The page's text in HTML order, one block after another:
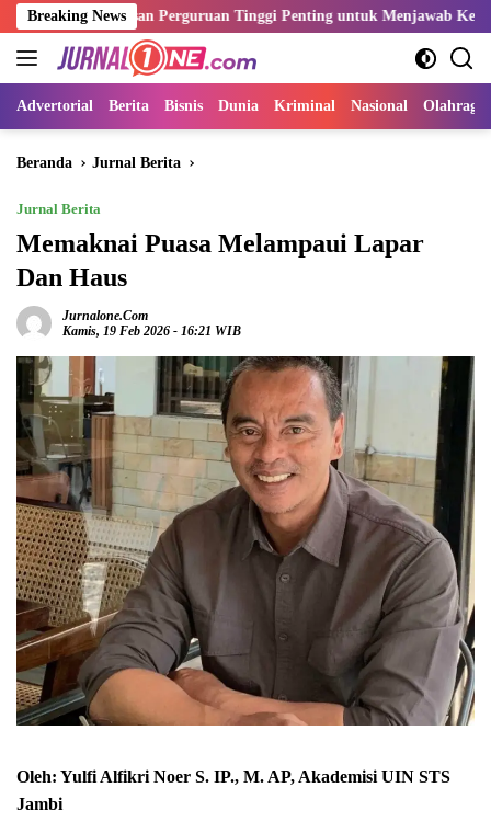
Langsung
ke
konten
Breaking News
Perguruan Tinggi Penting untuk Menjawab Kebutuhan Dunia
Advertorial Berita Bisnis Dunia Kriminal Nasional Olahraga
Beranda Jurnal Berita
Jurnal Berita
Memaknai Puasa Melampaui Lapar
Dan Haus
Jurnalone.com
Kamis, 19 Feb 2026 - 16:21 WIB
Oleh: Yulfi Alfikri Noer S. IP., M. AP, Akademisi UIN STS
Jambi